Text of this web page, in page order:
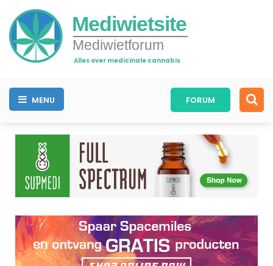
Mediwietsite
Mediwietforum
Alles over medicinale cannabis
MENU FORUM